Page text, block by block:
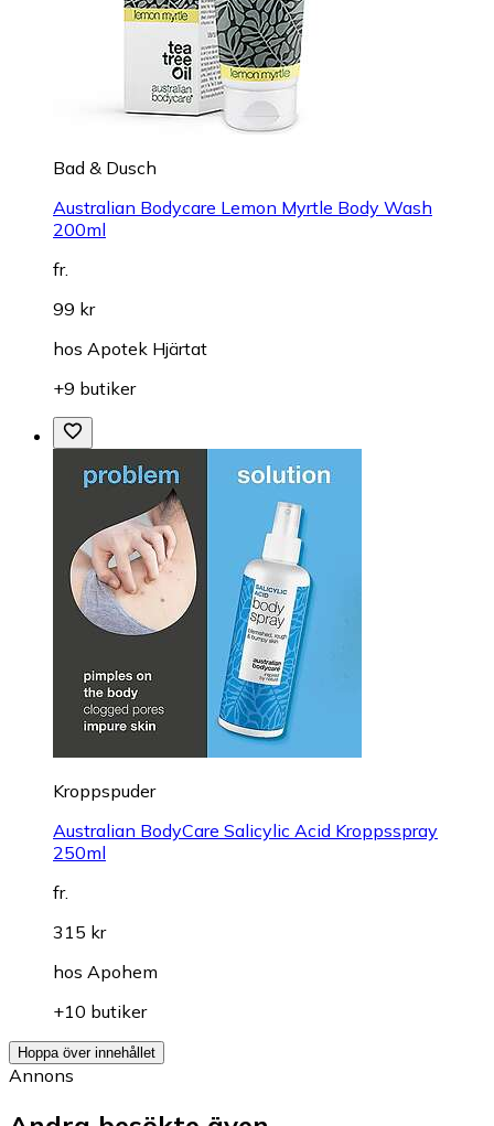
Bad & Dusch
Australian Bodycare Lemon Myrtle Body Wash
200ml
fr.
99 kr
hos Apotek Hjärtat
+9 butiker
Kroppspuder
Australian BodyCare Salicylic Acid Kroppsspray
250ml
fr.
315 kr
hos Apohem
+10 butiker
Hoppa över innehållet
Annons